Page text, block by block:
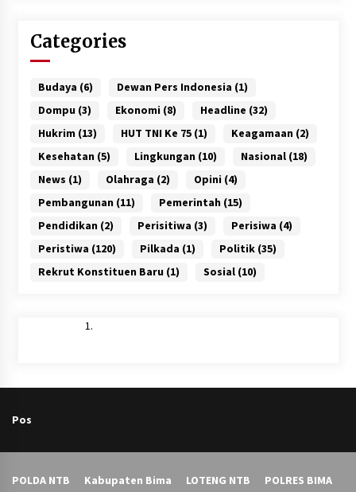
Categories
Budaya (6) Dewan Pers Indonesia (1)
Dompu (3) Ekonomi (8) Headline (32)
Hukrim (13) HUT TNI Ke 75(1) Keagamaan (2)
Kesehatan (5) Lingkungan (10) Nasional(18)
News (1) Olahraga (2) Opini (4)
Pembangunan (11) Pemerintah (15)
Pendidikan (2) Perisitiwa (3) Perisiwa (4)
Peristiwa (120) Pilkada (1) Politik(35)
Rekrut Konstituen Baru (1) Sosial(10)
Pos
POLDA NTB Kabupaten Bima LOTENG NTB
POLRES BIMA